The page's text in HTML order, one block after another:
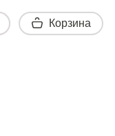
Корзина
Корзина